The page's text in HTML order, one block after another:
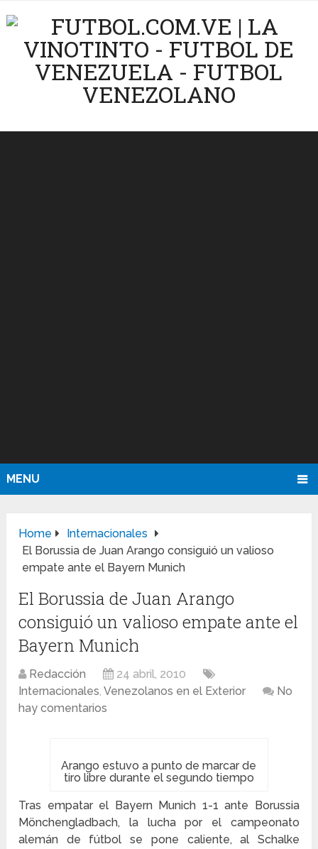
MENU
Home
Internacionales
El Borussia de Juan Arango consiguió un valioso
empate ante el Bayern Munich
El Borussia de Juan Arango
consiguió un valioso empate ante el
Bayern Munich
Redacción
24 abril, 2010
Internacionales,Venezolanos en el Exterior
No
hay comentarios
Arango estuvo a punto de marcar de
tiro libre durante el segundo tiempo
Tras empatar el Bayern Munich 1-1 ante Borussia
Mönchengladbach, la lucha por el campeonato
alemán de fútbol se pone caliente, al Schalke